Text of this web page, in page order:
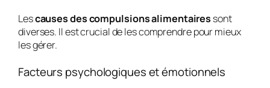
Lescauses des compulsions alimentaires sont
diverses. Il est crucial de les comprendre pour mieux
les gérer.
Facteurs psychologiques et émotionnels